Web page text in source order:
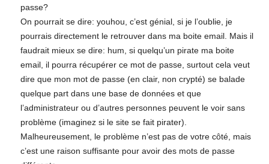
passe?
On pourrait se dire: youhou, c’est génial, si je l’oublie, je
pourrais directement le retrouver dans ma boite email. Mais il
faudrait mieux se dire: hum, si quelqu’un pirate ma boite
email, il pourra récupérer ce mot de passe, surtout cela veut
dire que mon mot de passe (en clair, non crypté) se balade
quelque part dans une base de données et que
l’administrateur ou d’autres personnes peuvent le voir sans
problème (imaginez si le site se fait pirater).
Malheureusement, le problème n’est pas de votre côté, mais
c’est une raison suffisante pour avoir des mots de passe